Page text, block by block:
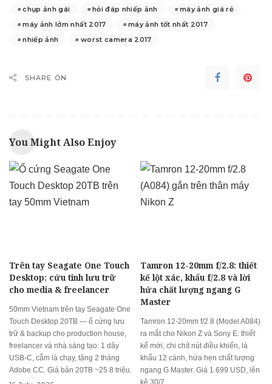
chụp ảnh gái
hỏi đáp nhiếp ảnh
máy ảnh giá rẻ
máy ảnh lởm nhất 2017
máy ảnh tốt nhất 2017
nhiếp ảnh
worst camera 2017
SHARE ON
You Might Also Enjoy
Trên tay Seagate One Touch
Desktop: cứu tinh lưu trữ
cho media & freelancer
50mm Vietnam trên tay Seagate One
Touch Desktop 20TB — ổ cứng lưu
trữ & backup cho production house,
freelancer và nhà sáng tạo: 1 dây
USB-C, cắm là chạy, tặng 2 tháng
Adobe CC. Giá bản 20TB ~25.8 triệu.
Tamron 12-20mm f/2.8: thiết
kế lột xác, khẩu f/2.8 và lời
hứa chất lượng ngang G
Master
Tamron 12-20mm f/2.8 (Model A084)
ra mắt cho Nikon Z và Sony E: thiết
kế mới, chi chít nút điều khiển, lá
khẩu 12 cánh, hứa hẹn chất lượng
ngang G Master. Giá 1.699 USD, lên
kệ 30/7.